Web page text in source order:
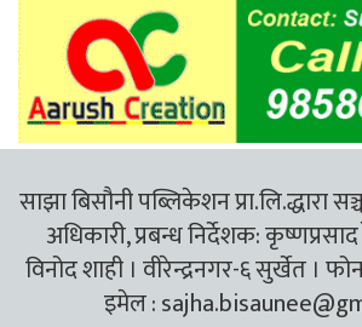
साझा बिसौनी पब्लिकेशन प्रा.लि.द्धारा
अधिकारी, प्रबन्ध निर्देशक:
विनोद शाही । वीरेन्द्रनगर-६ सुर्खेत ।
इमेल :